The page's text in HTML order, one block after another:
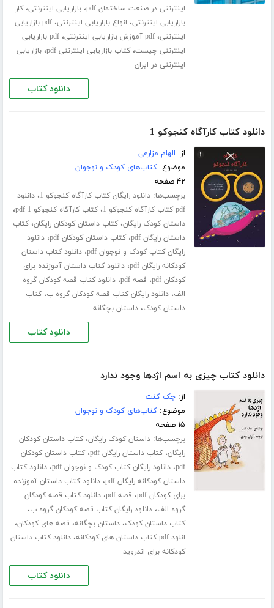
اینترنتی در صنعت ساختمان pdf ،بازاریابی اینترنتی،کار
بازاریابی اینترنتی، انواع بازاریابی اینترنتی،
pdf بازاریابی
اینترنتی،pdf آموزش بازاریابی اینترنتی ،
pdf بازاریابی
اینترنتی چیست،کتاب بازاریابی اینترنتی pdf ،بازاریابی
اینترنتی در ایران
دانلود کتاب
دانلود کتاب کارآگاه کنجوکو 1
از: الهام مزارعی
موضوع:کتاب‌های کودک و نوجوان
۴۲ صفحه
برچسب‌ها:دانلود رایگان کتاب کارآگاه کنجوکو 1 ،دانلود
pdf کتاب کارآگاه کنجوکو 1
،کتاب کارآگاه کنجوکو 1 pdf ،
داستان کودک رایگان،کتاب داستان کودکان رایگان،کتاب
داستان رایگان pdf
،کتاب داستان کودکان pdf ،دانلود
رایگان کتاب کودک و نوجوان pdf
،دانلود کتاب داستان
کودکانه رایگان pdf
،دانلود کتاب داستان آموزنده برای
کودکان pdf
، قصه pdf ،دانلود کتاب قصه کودکان گروه
الف،دانلود رایگان کتاب قصه کودکان گروه ب،کتاب
داستان کودک،داستان بچگانه
دانلود کتاب
دانلود کتاب چیزی به اسم اژدها وجود ندارد
از:جک کنت
موضوع:کتاب‌های کودک و نوجوان
۱۵ صفحه
برچسب‌ها:داستان کودک رایگان،کتاب داستان کودکان
رایگان،کتاب داستان رایگان pdf ،کتاب داستان کودکان
pdf،دانلود رایگان کتاب کودک و نوجوان pdf ،دانلود کتاب
داستان کودکانه رایگان pdf
،دانلود کتاب داستان آموزنده
برای کودکان pdf
، قصه pdf ،دانلود کتاب قصه کودکان
گروه الف،دانلود رایگان کتاب قصه کودکان گروه ب،
کتاب داستان کودک،داستان بچگانه، قصه های کودکان،
انلود pdf کتاب داستان های کودکانه ،دانلود کتاب داستان
کودکانه برای اندروید
دانلود کتاب